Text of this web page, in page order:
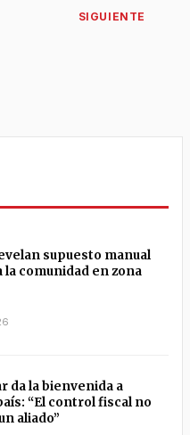
supuesto manual
comunidad en zona
da la bienvenida a
“El control fiscal no
aliado”